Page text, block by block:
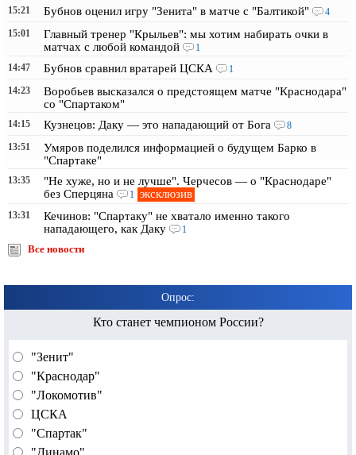
15:21
Бубнов оценил игру "Зенита" в матче с "Балтикой"
4
15:01
Главный тренер "Крыльев": мы хотим набирать очки в
матчах с любой командой
1
14:47
Бубнов сравнил вратарей ЦСКА
1
14:23
Воробьев высказался о предстоящем матче "Краснодара"
со "Спартаком"
14:15 Кузнецов: Даку — это нападающий от Бога
8
13:51
Умяров поделился информацией о будущем Барко в
"Спартаке"
13:35
"Не хуже, но и не лучше". Черчесов — о "Краснодаре"
без Сперцяна
1 эксклюзив
13:31
Кечинов: "Спартаку" не хватало именно такого
нападающего, как Даку
1
Все новости
Опрос:
Кто станет чемпионом России?
"Зенит"
"Краснодар"
"Локомотив"
ЦСКА
"Спартак"
"Динамо"